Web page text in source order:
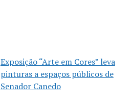
Exposição “Arte em Cores” leva
pinturas a espaços públicos de
Senador Canedo